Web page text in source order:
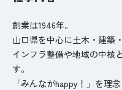
創業は1946年。
山口県を中心に土木・建築
インフラ整備や地域の中核
す。
「みんながhappy！」を理